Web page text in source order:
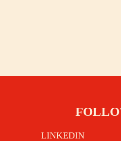
LINKEDIN